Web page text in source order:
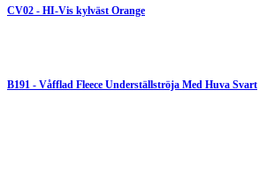
CV02 - HI-Vis kylväst Orange
B191 - Våfflad Fleece Underställströja Med Huva Svart